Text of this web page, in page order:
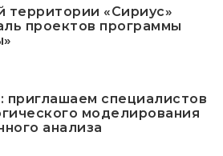
территории «Сириус»
проектов программы
приглашаем специалистов
моделирования
анализа